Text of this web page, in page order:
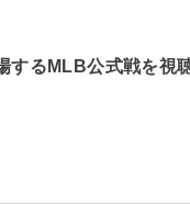
するMLB公式戦を視